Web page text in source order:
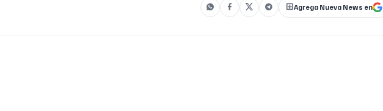
Agrega Nueva News en